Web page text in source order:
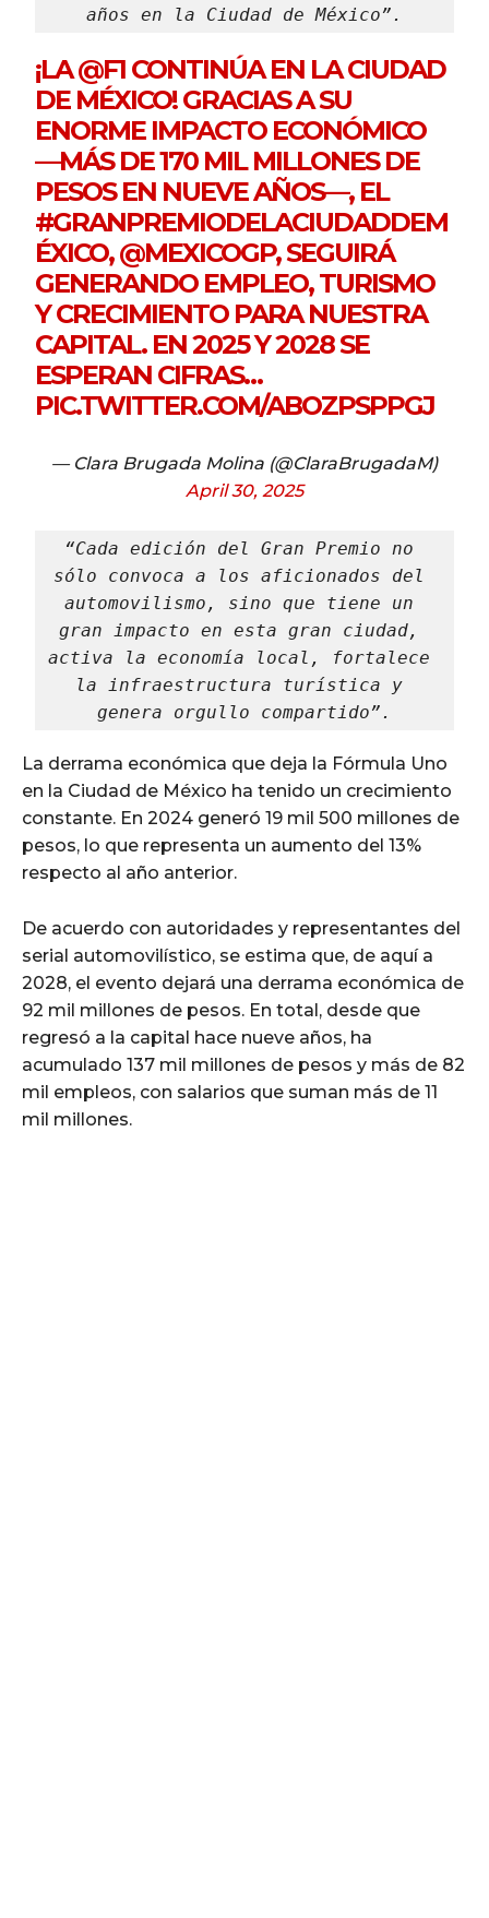
años en la Ciudad de México”.
¡LA@F1 CONTINÚA EN LA CIUDAD
DE MÉXICO! GRACIAS A SU
ENORME IMPACTO ECONÓMICO
—MÁS DE 170 MIL MILLONES DE
PESOS EN NUEVE AÑOS—, EL
#GRANPREMIODELACIUDADDEM
ÉXICO,@MEXICOGP, SEGUIRÁ
GENERANDO EMPLEO, TURISMO
Y CRECIMIENTO PARA NUESTRA
CAPITAL. EN 2025 Y 2028 SE
ESPERAN CIFRAS…
PIC.TWITTER.COM/ABOZPSPPGJ
— Clara Brugada Molina (@ClaraBrugadaM)
April 30, 2025
“Cada edición del Gran Premio no
sólo convoca a los aficionados del
automovilismo, sino que tiene un
gran impacto en esta gran ciudad,
activa la economía local, fortalece
la infraestructura turística y
genera orgullo compartido”.
La derrama económica que deja la Fórmula Uno
en la Ciudad de México ha tenido un crecimiento
constante. En 2024 generó 19 mil 500 millones de
pesos, lo que representa un aumento del 13%
respecto al año anterior.
De acuerdo con autoridades y representantes del
serial automovilístico, se estima que, de aquí a
2028, el evento dejará una derrama económica de
92 mil millones de pesos. En total, desde que
regresó a la capital hace nueve años, ha
acumulado 137 mil millones de pesos y más de 82
mil empleos, con salarios que suman más de 11
mil millones.